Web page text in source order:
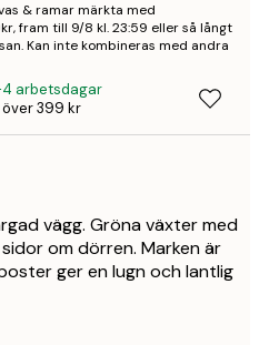
& ramar märkta med
fram till 9/8 kl. 23:59 eller så långt
Kan inte kombineras med andra
arbetsdagar
399 kr
vägg. Gröna växter med
om dörren. Marken är
ger en lugn och lantlig